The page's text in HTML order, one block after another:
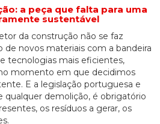
a peça que falta para uma
sustentável
da construção não se faz
de novos materiais com a bandeira
tecnologias mais eficientes,
momento em que decidimos
E a legislação portuguesa e
qualquer demolição, é obrigatório
os resíduos a gerar, os